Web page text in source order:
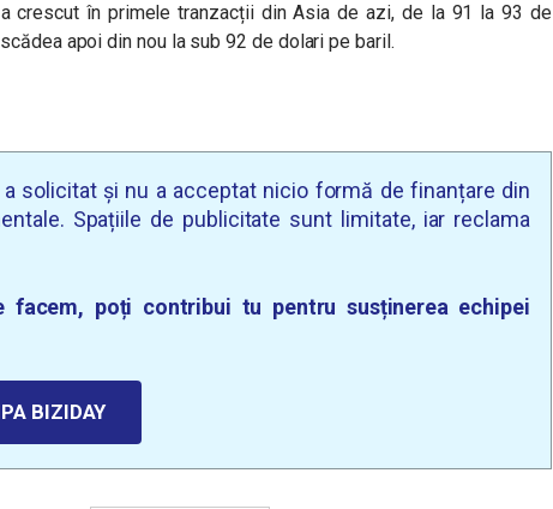
crescut în primele tranzacții din Asia de azi, de la 91 la 93 de
apoi din nou la sub 92 de dolari pe baril.
a solicitat și nu a acceptat nicio formă de finanțare din
Spațiile de publicitate sunt limitate, iar reclama
facem, poți contribui tu pentru susținerea echipei
BIZIDAY